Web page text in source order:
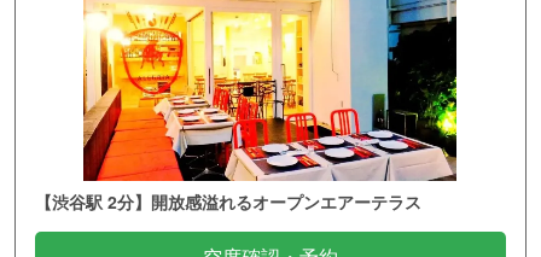
【渋谷駅 2分】開放感溢れるオープンエアーテラス